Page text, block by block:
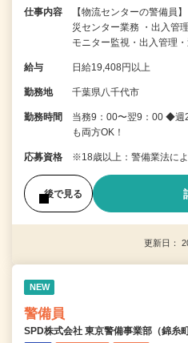
仕事内容
【物流センターの警備員
災センター業務 ・出入管
モニター監視・出入管理
給与 日給19,408円以上
勤務地 千葉県八千代市
勤務時間
当務9：00〜翌9：00 ◆週
も両方OK！
応募資格 ※18歳以上：警備業法によ
後で見る
更新日：
NEW
警備員
SPD株式会社 東京警備事業部（錦糸